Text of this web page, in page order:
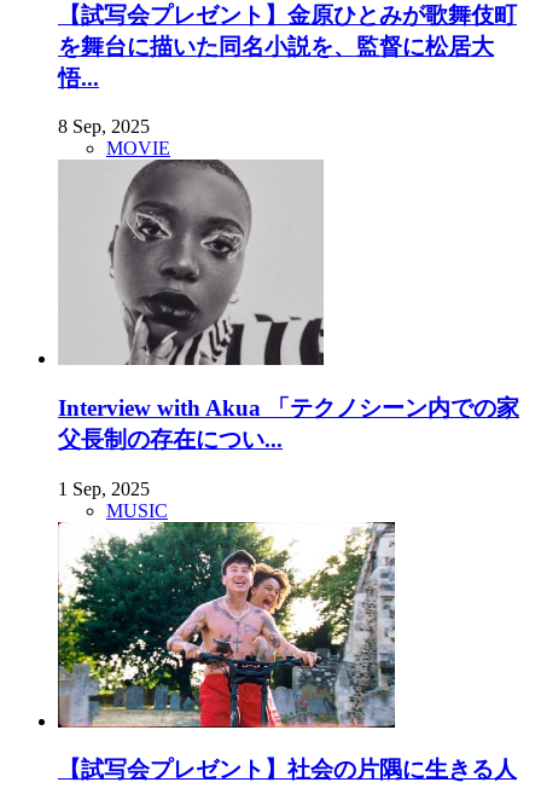
【試写会プレゼント】金原ひとみが歌舞伎町
を舞台に描いた同名小説を、監督に松居大
悟...
8 Sep, 2025
MOVIE
Interview with Akua 「テクノシーン内での家
父長制の存在につい...
1 Sep, 2025
MUSIC
【試写会プレゼント】社会の片隅に生きる人